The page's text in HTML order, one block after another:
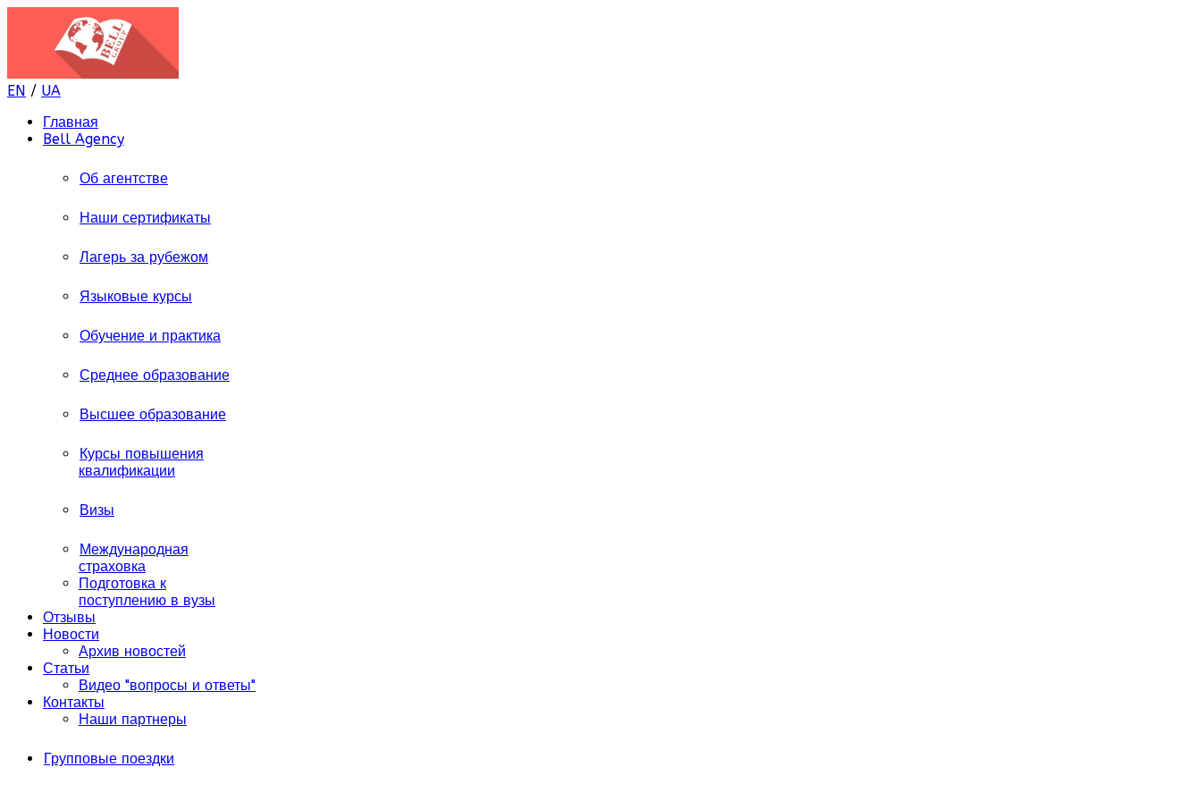
EN / UA
Главная
Bell Agency
Об агентстве
Наши сертификаты
Лагерь за рубежом
Языковые курсы
Обучение и практика
Среднее образование
Высшее образование
Курсы повышения
квалификации
Визы
Международная
страховка
Подготовка к
поступлению в вузы
Отзывы
Новости
Архив новостей
Статьи
Видео "вопросы и ответы"
Контакты
Наши партнеры
Групповые поездки